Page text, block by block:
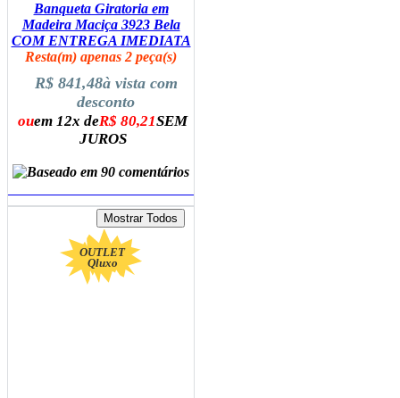
Banqueta Giratoria em
Madeira Maciça 3923 Bela
COM ENTREGA IMEDIATA
Resta(m) apenas 2 peça(s)
R$ 841,48à vista com
desconto
ouem 12x deR$ 80,21SEM
JUROS
OUTLET
Qluxo